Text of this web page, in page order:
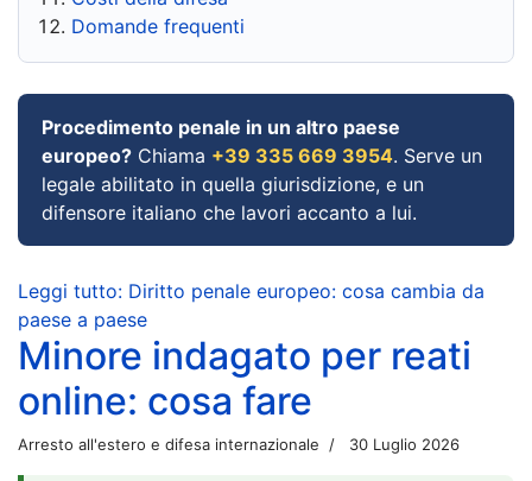
Domande frequenti
Procedimento penale in un altro paese
europeo? Chiama +39 335 669 3954. Serve un
legale abilitato in quella giurisdizione, e un
difensore italiano che lavori accanto a lui.
Leggi tutto: Diritto penale europeo: cosa cambia da
paese a paese
Minore indagato per reati
online: cosa fare
Arresto all'estero e difesa internazionale 30 Luglio 2026